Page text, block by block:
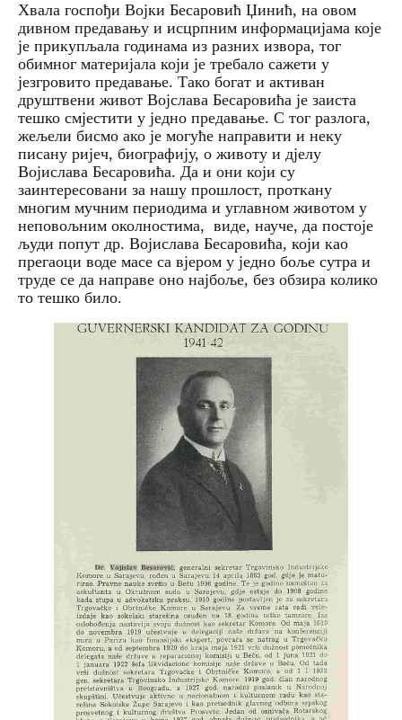
Хвала госпођи Војки Бесаровић Џинић, на овом
дивном предавању и исцрпним информацијама које
је прикупљала годинама из разних извора, тог
обимног материјала који је требало сажети у
језгровито предавање. Тако богат и активан
друштвени живот Војслава Бесаровића је заиста
тешко смјестити у једно предавање. С тог разлога,
жељели бисмо ако је могуће направити и неку
писану ријеч, биографију, о животу и дјелу
Војислава Бесаровића. Да и они који су
заинтересовани за нашу прошлост, проткану
многим мучним периодима и углавном животом у
неповољним околностима, виде, науче, да постоје
људи попут др. Војислава Бесаровића, који као
прегаоци воде масе са вјером у једно боље сутра и
труде се да направе оно најбоље, без обзира колико
то тешко било.